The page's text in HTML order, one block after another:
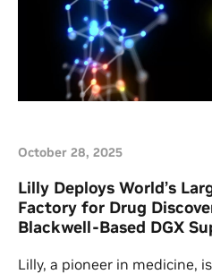
October 28, 2025
Lilly Deploys World’s
Factory for Drug
Blackwell-Based DGX
Lilly, a pioneer in medicine,